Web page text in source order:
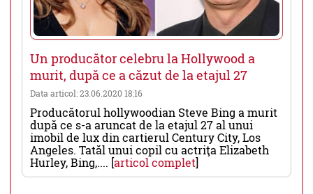
Un producător celebru la Hollywood a
murit, după ce a căzut de la etajul 27
Data articol: 23.06.2020 18:16
Producătorul hollywoodian Steve Bing a murit
după ce s-a aruncat de la etajul 27 al unui
imobil de lux din cartierul Century City, Los
Angeles. Tatăl unui copil cu actriţa Elizabeth
Hurley, Bing,.... [articol complet]